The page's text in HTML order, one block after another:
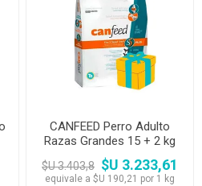
CANFEED Perro Adulto
Razas Grandes 15 + 2 kg
$U 3.403,8 $U 3.233,61
equivale a $U 190,21 por 1 kg